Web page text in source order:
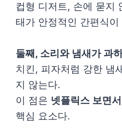
컵형 디저트, 손에 묻지
태가 안정적인 간편식이
둘째, 소리와 냄새가 과
치킨, 피자처럼 강한 냄
지 않는다.
이 점은 넷플릭스 보면
핵심 요소다.